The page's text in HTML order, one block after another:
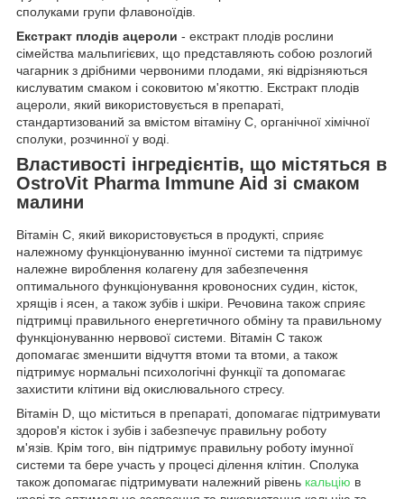
сполуками групи флавоноїдів.
Екстракт плодів ацероли - екстракт плодів рослини
сімейства мальпигієвих, що представляють собою розлогий
чагарник з дрібними червоними плодами, які відрізняються
кислуватим смаком і соковитою м'якоттю. Екстракт плодів
ацероли, який використовується в препараті,
стандартизований за вмістом вітаміну С, органічної хімічної
сполуки, розчинної у воді.
Властивості інгредієнтів, що містяться в
OstroVit Pharma Immune Aid зі смаком
малини
Вітамін С, який використовується в продукті, сприяє
належному функціонуванню імунної системи та підтримує
належне вироблення колагену для забезпечення
оптимального функціонування кровоносних судин, кісток,
хрящів і ясен, а також зубів і шкіри. Речовина також сприяє
підтримці правильного енергетичного обміну та правильному
функціонуванню нервової системи. Вітамін С також
допомагає зменшити відчуття втоми та втоми, а також
підтримує нормальні психологічні функції та допомагає
захистити клітини від окислювального стресу.
Вітамін D, що міститься в препараті, допомагає підтримувати
здоров'я кісток і зубів і забезпечує правильну роботу
м'язів. Крім того, він підтримує правильну роботу імунної
системи та бере участь у процесі ділення клітин. Сполука
також допомагає підтримувати належний рівень кальцію в